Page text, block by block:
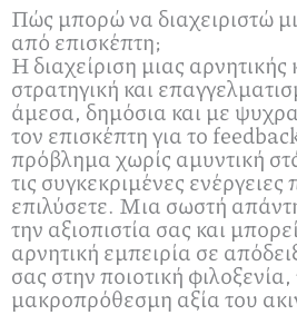
Πώς μπορώ να διαχειριστώ
από επισκέπτη;
Η διαχείριση μιας αρνητικής
στρατηγική και
άμεσα, δημόσια και με
τον επισκέπτη για το
πρόβλημα χωρίς αμυντική
τις συγκεκριμένες
επιλύσετε. Μια σωστή
την αξιοπιστία σας και
αρνητική εμπειρία σε
σας στην ποιοτική
μακροπρόθεσμη αξία του